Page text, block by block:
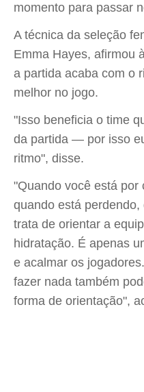
momento para passar
A técnica da seleção
Emma Hayes, afirmou
a partida acaba com o
melhor no jogo.
"Isso beneficia o time
da partida — por isso
ritmo", disse.
"Quando você está por
quando está
trata de orientar a
hidratação. É apenas
e acalmar os
fazer nada também
forma de orientação",